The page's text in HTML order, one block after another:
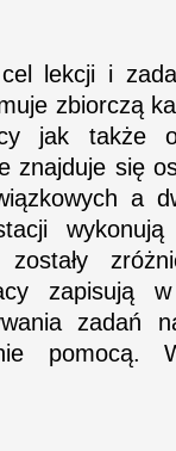
lekcji i
zbiorczą
jak także
znajduje się
a
zapisują
zadań
pomocą.